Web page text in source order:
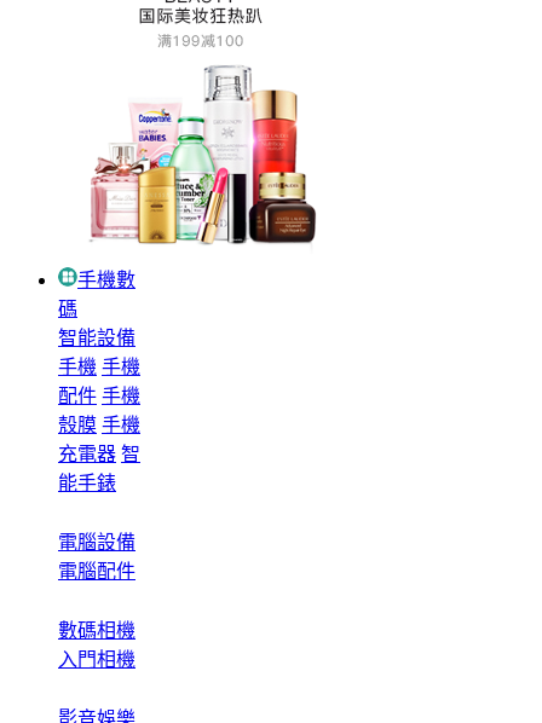
手機數
碼
智能設備
手機 手機
配件 手機
殼膜 手機
充電器 智
能手錶
電腦設備
電腦配件
數碼相機
入門相機
影音娛樂